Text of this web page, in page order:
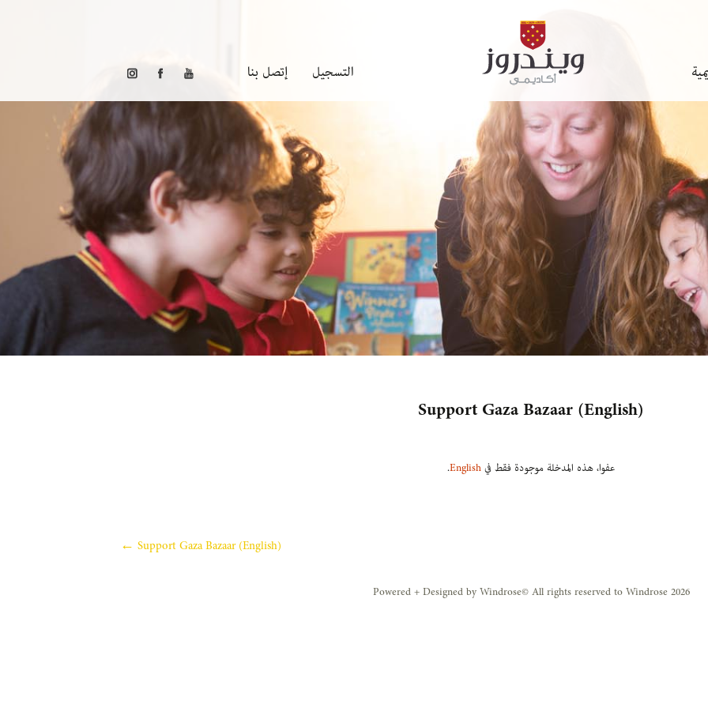
المكتبة
باص المدرسة
المدرسي
و الإدارية
الداخلية
التسجيل
التسجيل في ويندروز
جدول المصاريف الدراسية
سياسة الزي المدرسي
خدمة باص المدرسة
إتصل بنا
(English) Support Gaza Bazaar
عفوا، هذه المدخلة موجودة فقط في English
.
(English) Support Gaza Bazaar
←
All rights reserved to Windrose 2026 ©
Powered + Designed by Windrose